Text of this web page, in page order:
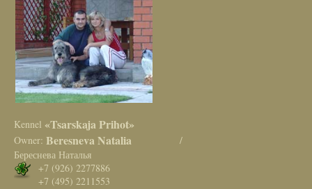
Kennel «Tsarskaja Prihot»
Owner: Beresneva Natalia /
Береснева Наталья
+7 (926) 2277886
+7 (495) 2211553